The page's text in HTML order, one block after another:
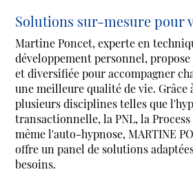
Solutions sur-mesure pour
Martine Poncet, experte en
développement personnel,
et diversifiée pour accompagner
une meilleure qualité de vie. Grâce
plusieurs disciplines telles que
transactionnelle, la PNL, la
même l'auto-hypnose, MARTINE
offre un panel de solutions
besoins.